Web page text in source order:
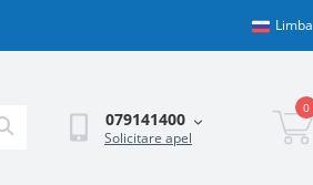
Limba
079141400
Solicitare apel
0